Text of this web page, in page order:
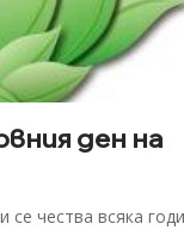
ден на
чества всяка